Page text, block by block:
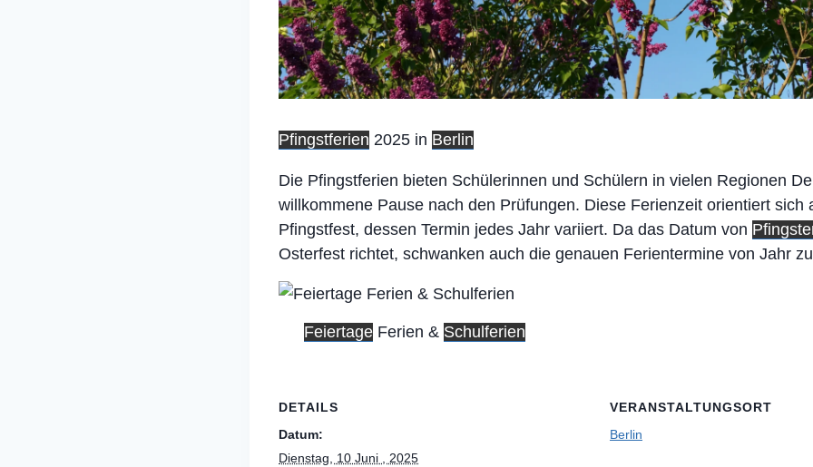
Pfingstferien 2025 in Berlin
Die Pfingstferien bieten Schülerinnen und Schülern in vielen Regionen
willkommene Pause nach den Prüfungen. Diese Ferienzeit orientiert sich
Pfingstfest, dessen Termin jedes Jahr variiert. Da das Datum von
Osterfest richtet, schwanken auch die genauen Ferientermine von Jahr
Feiertage Ferien & Schulferien
DETAILS
Datum:
Dienstag, 10 Juni , 2025
VERANSTALTUNGSORT
Berlin